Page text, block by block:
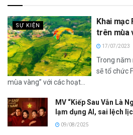
SỰ KIỆN
Khai mạc
trên mùa
17/07/2023
Trong năm
sẽ tổ chức
mùa vàng” với các hoạt...
MV “Kiếp Sau Vẫn Là
lạm dụng AI, sai lệch
09/08/2025